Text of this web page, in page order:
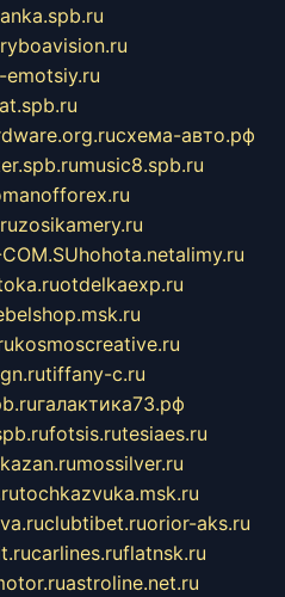
схема-авто.рф
music8.spb.ru
zosikamery.ru
hohota.netalimy.ru
otdelkaexp.ru
kosmoscreative.ru
tiffany-c.ru
галактика73.рф
fotsis.rutesiaes.ru
mossilver.ru
tochkazvuka.msk.ru
clubtibet.ruorior-aks.ru
carlines.ruflatnsk.ru
astroline.net.ru